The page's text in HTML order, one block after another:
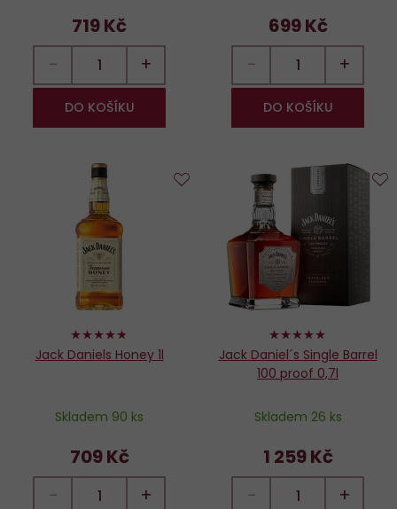
719 Kč
− +
DO KOŠÍKU
699 Kč
− +
DO KOŠÍKU
96%
Jack Daniels Honey 1l
Skladem 90 ks
709 Kč
− +
oblíbených
100%
Jack Daniel´s Single Barrel
100 proof 0,7l
Skladem 26 ks
1 259 Kč
− +